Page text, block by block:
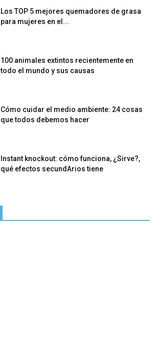
Los TOP 5 mejores quemadores de grasa
para mujeres en el...
100 animales extintos recientemente en
todo el mundo y sus causas
Cómo cuidar el medio ambiente: 24 cosas
que todos debemos hacer
Instant knockout: cómo funciona, ¿Sirve?,
qué efectos secundArios tiene